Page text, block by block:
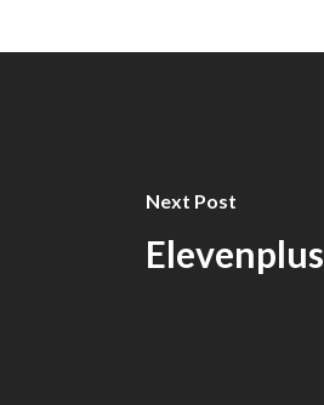
Next Post
Elevenplus